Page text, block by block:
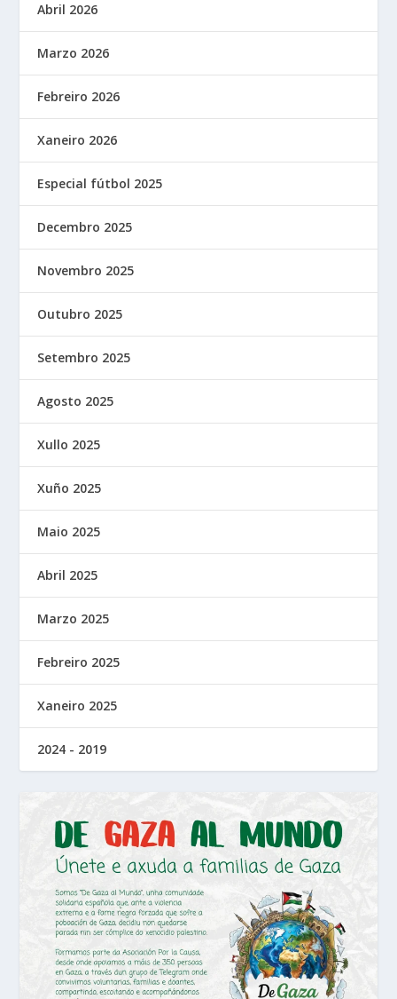
Abril 2026
Marzo 2026
Febreiro 2026
Xaneiro 2026
Especial fútbol 2025
Decembro 2025
Novembro 2025
Outubro 2025
Setembro 2025
Agosto 2025
Xullo 2025
Xuño 2025
Maio 2025
Abril 2025
Marzo 2025
Febreiro 2025
Xaneiro 2025
2024 - 2019